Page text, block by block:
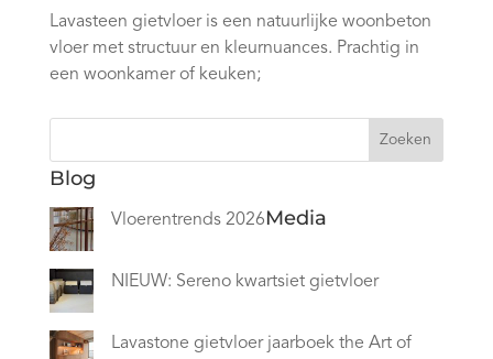
Lavasteen gietvloer is een natuurlijke woonbeton
vloer met structuur en kleurnuances. Prachtig in
een woonkamer of keuken;
Zoeken
Blog
Vloerentrends 2026
NIEUW: Sereno kwartsiet gietvloer
Lavastone gietvloer jaarboek the Art of
Media